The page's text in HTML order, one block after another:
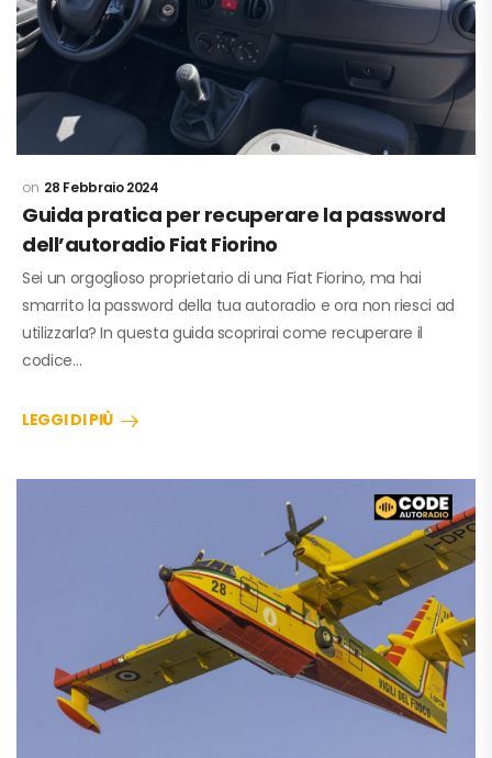
28 Febbraio 2024
Guida pratica per recuperare la password
dell’autoradio Fiat Fiorino
Sei un orgoglioso proprietario di una Fiat Fiorino, ma hai
smarrito la password della tua autoradio e ora non riesci ad
utilizzarla? In questa guida scoprirai come recuperare il
codice…
LEGGI DI PIÙ